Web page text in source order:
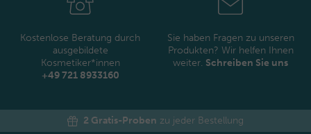
Kostenlose Beratung durch
ausgebildete
Kosmetiker*innen
+49 721 8933160
Sie haben Fragen zu unseren
Produkten? Wir helfen Ihnen
weiter. Schreiben Sie uns
2 Gratis-Proben zu jeder Bestellung